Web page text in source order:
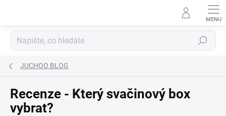
Hledat
JUCHOO BLOG
Recenze - Který svačinový box
vybrat?